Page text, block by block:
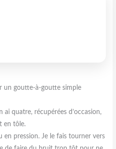
un goutte-à-goutte simple
ai quatre, récupérées d’occasion,
en tôle.
en pression. Je le fais tourner vers